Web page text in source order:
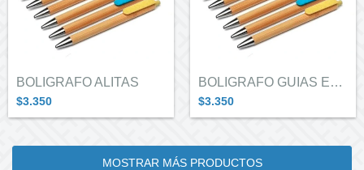
BOLIGRAFO ALITAS
$3.350
BOLIGRAFO GUIAS EN CARAVANA
$3.350
MOSTRAR MÁS PRODUCTOS